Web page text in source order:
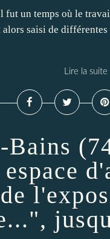
fut un temps où le
alors saisi de
Lire la suite
Bains